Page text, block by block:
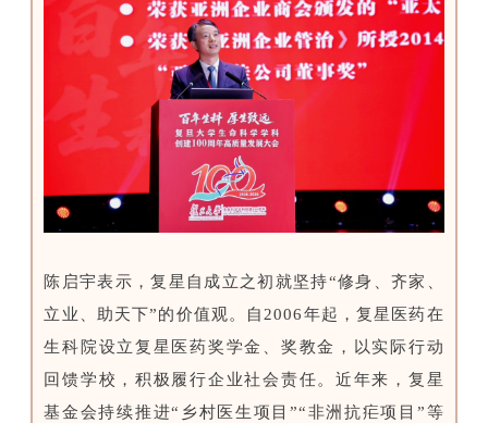
陈启宇表示，复星自成立之初就坚持“修身、齐家、
立业、助天下”的价值观。自2006年起，复星医药在
生科院设立复星医药奖学金、奖教金，以实际行动
回馈学校，积极履行企业社会责任。近年来，复星
基金会持续推进“乡村医生项目”“非洲抗疟项目”等